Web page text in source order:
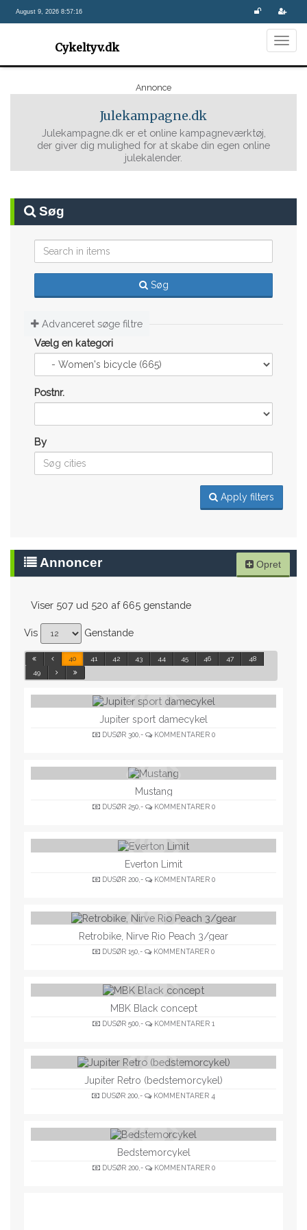
August 9, 2026 8:57:16
Cykeltyv.dk
Annonce
Julekampagne.dk
Julekampagne.dk er et online kampagneværktøj,
der giver dig mulighed for at skabe din egen online
julekalender.
Søg
Søg
Advanceret søge filtre
Vælg en kategori
Postnr.
By
Apply filters
Annoncer Opret
Viser 507 ud 520 af 665 genstande
Vis Genstande
40 41 42 43 44 45 46 47
48
49
Jupiter sport damecykel
DUSØR 300,- KOMMENTARER 0
Mustang
DUSØR 250,- KOMMENTARER 0
Everton Limit
DUSØR 200,- KOMMENTARER 0
Retrobike, Nirve Rio Peach 3/gear
DUSØR 150,- KOMMENTARER 0
MBK Black concept
DUSØR 500,- KOMMENTARER 1
Jupiter Retro (bedstemorcykel)
DUSØR 200,- KOMMENTARER 4
Bedstemorcykel
DUSØR 200,- KOMMENTARER 0